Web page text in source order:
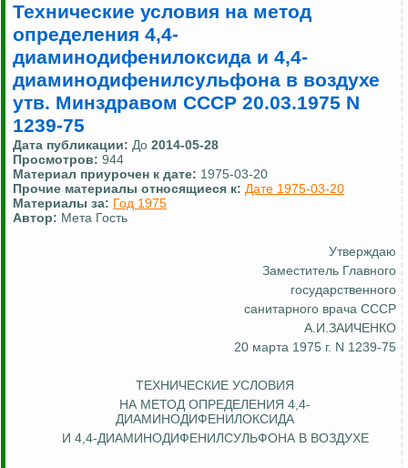
Технические условия на метод
определения 4,4-
диаминодифенилоксида и 4,4-
диаминодифенилсульфона в воздухе
утв. Минздравом СССР 20.03.1975 N
1239-75
Дата публикации: До 2014-05-28
Просмотров: 944
Материал приурочен к дате: 1975-03-20
Прочие материалы относящиеся к: Дате 1975-03-20
Материалы за: Год 1975
Автор: Мета Гость
Утверждаю
Заместитель Главного
государственного
санитарного врача СССР
А.И.ЗАИЧЕНКО
20 марта 1975 г. N 1239-75
ТЕХНИЧЕСКИЕ УСЛОВИЯ
НА МЕТОД ОПРЕДЕЛЕНИЯ 4,4-
ДИАМИНОДИФЕНИЛОКСИДА
И 4,4-ДИАМИНОДИФЕНИЛСУЛЬФОНА В ВОЗДУХЕ